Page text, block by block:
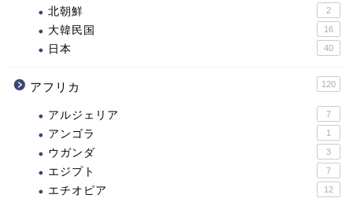
北朝鮮 2
大韓民国 16
日本 40
アフリカ 120
アルジェリア 7
アンゴラ 1
ウガンダ 3
エジプト 7
エチオピア 12